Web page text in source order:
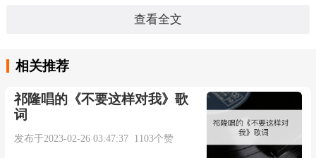
语言：
时长：03:06秒
查看全文
相关推荐
祁隆唱的《不要这样对我》歌
词
发布于2023-02-26 03:47:37 1103个赞